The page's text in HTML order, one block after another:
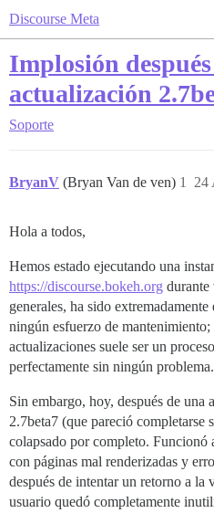
Discourse Meta
Implosión
actualización
Soporte
BryanV (Bryan Van de ven) 24
1
Hola a todos,
Hemos estado ejecutando una
https://discourse.bokeh.org durante
generales, ha sido
ningún esfuerzo de
actualizaciones suele ser un
perfectamente sin ningún problema.
Sin embargo, hoy, después de una
2.7beta7 (que pareció completarse
colapsado por completo. Funcionó
con páginas mal renderizadas y
después de intentar un retorno a la
usuario quedó completamente